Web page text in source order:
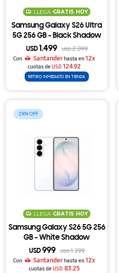
LLEGA GRATIS HOY
Samsung Galaxy S26 Ultra
5G 256 GB - Black Shadow
USD 1.499 USD2.099
Con
Santanderhasta en12x
cuotas deUSD124.92
RETIRO INMEDIATO EN TIENDA
28
LLEGA GRATIS HOY
Samsung Galaxy S26 5G 256
GB - White Shadow
USD 999 USD1.399
Con
Santanderhasta en12x
cuotas deUSD 83.25